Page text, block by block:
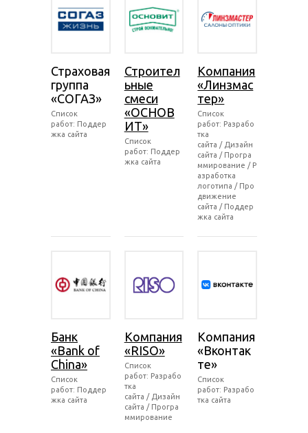
Страховая
группа
«СОГАЗ»
Список
работ: Поддер
жка сайта
Строител
ьные
смеси
«ОСНОВ
ИТ»
Список
работ: Поддер
жка сайта
Компания
«Линзмас
тер»
Список
работ: Разрабо
тка
сайта / Дизайн
сайта / Програ
ммирование / Р
азработка
логотипа / Про
движение
сайта / Поддер
жка сайта
Банк
«Bank of
China»
Список
работ: Поддер
жка сайта
Компания
«RISO»
Список
работ: Разрабо
тка
сайта / Дизайн
сайта / Програ
ммирование
Компания
«Вконтак
те»
Список
работ: Разрабо
тка сайта